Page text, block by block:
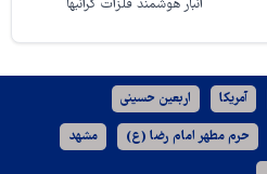
انبار هوشمند فلزات گرانبها
آمریکا اربعین حسینی
حرم مطهر امام رضا (ع) مشهد